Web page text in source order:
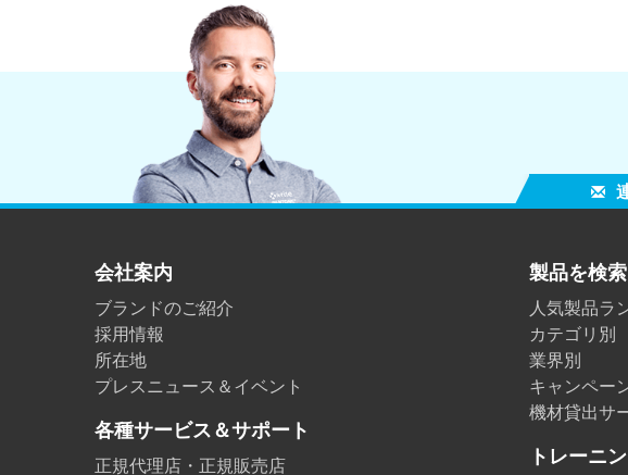
会社案内
ブランドのご紹介
採用情報
所在地
プレスニュース＆イベント
各種サービス＆サポート
正規代理店・正規販売店
製品を検索
人気製品ラ
カテゴリ別
業界別
キャンペー
機材貸出サ
トレーニ